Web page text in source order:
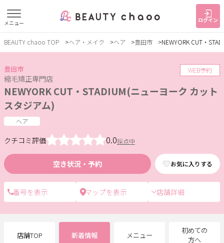
メニュー ログイン
すでに会員の方 はじめてご利用の方
ジャンルで探す
ヘア・メイク
リラク・整体
スクール・
トレーニング
メンズ
サービス
大人女子トピック ランキング
BEAUTY chaoo TOP ヘア・メイク ヘア 豊田市 NEWYORK CUT・
豊田市
縮毛矯正専門店
NEWYORK CUT・STADIUM(ニューヨーク カット
スタジアム)
ヘア
空き状況・予約 お気に入りする
クチコミ評価 0.0採点中
店舗詳細
WEB予約
店舗TOP 新着情報 メニュー
初めての
方へ